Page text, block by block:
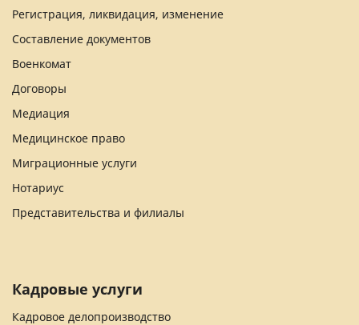
Регистрация, ликвидация, изменение
Составление документов
Военкомат
Договоры
Медиация
Медицинское право
Миграционные услуги
Нотариус
Представительства и филиалы
Кадровые услуги
Кадровое делопроизводство